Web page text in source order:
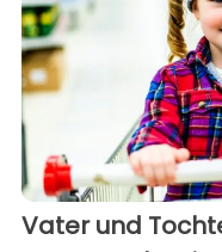
Vater und